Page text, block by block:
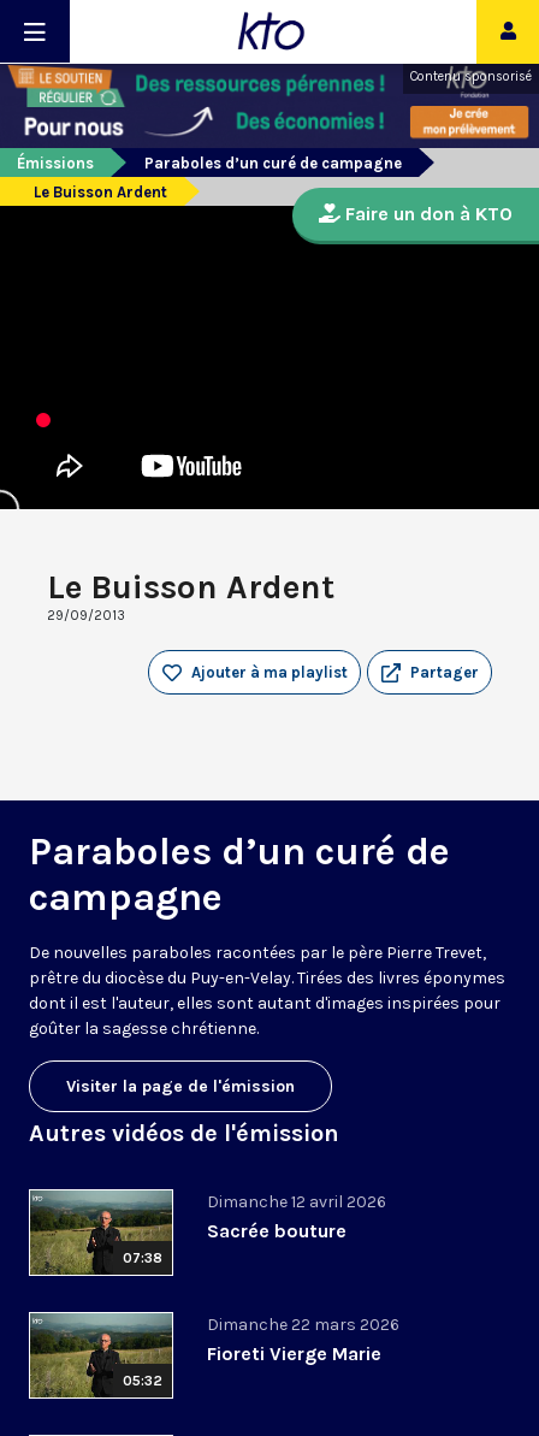
Contenu sponsorisé
Émissions
Paraboles d’un curé de campagne
Le Buisson Ardent
Le Buisson Ardent
29/09/2013
Partager
Ajouter à ma playlist
Paraboles d’un curé de
campagne
De nouvelles paraboles racontées par le père Pierre Trevet,
prêtre du diocèse du Puy-en-Velay. Tirées des livres éponymes
dont il est l'auteur, elles sont autant d'images inspirées pour
goûter la sagesse chrétienne.
Visiter la page de l'émission
Autres vidéos de l'émission
07:38
Dimanche 12 avril 2026
Sacrée bouture
05:32
Dimanche 22 mars 2026
Fioreti Vierge Marie
Faire un don à KTO